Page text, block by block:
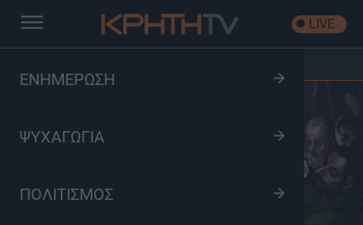
ΕΝΗΜΕΡΩΣΗ
ΨΥΧΑΓΩΓΙΑ
ΠΟΛΙΤΙΣΜΟΣ
LIVE